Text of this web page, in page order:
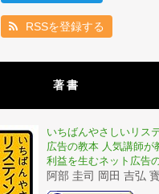
RSSを登録する
著書
いちばんやさしいリス
広告の教本 人気講師が
利益を生むネット広告
阿部 圭司 岡田 吉弘